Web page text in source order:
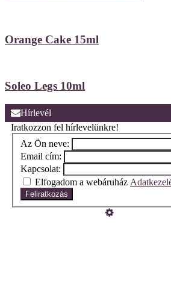
Orange Cake 15ml
Soleo Legs 10ml
Hírlevél
Iratkozzon fel hírlevelünkre!
Az Ön neve:
Email cím:
Kapcsolat:
Elfogadom a webáruház
Feliratkozás